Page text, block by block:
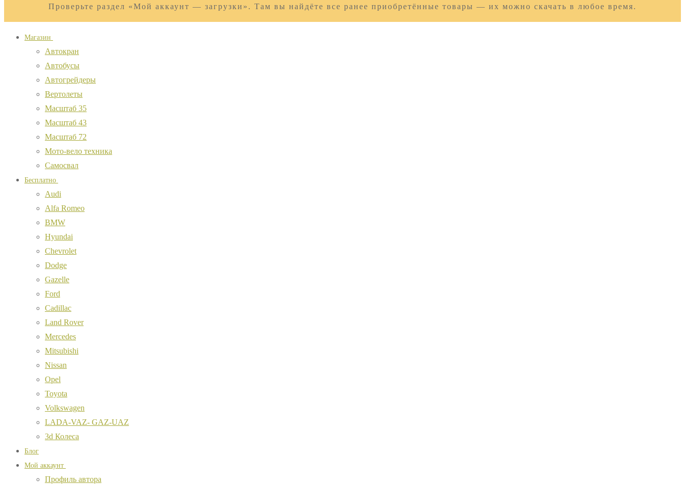
Проверьте раздел «Мой аккаунт — загрузки». Там вы найдёте все ранее приобретённые товары — их можно скачать в любое время.
Магазин
Автокран
Автобусы
Автогрейдеры
Вертолеты
Масштаб 35
Масштаб 43
Масштаб 72
Мото-вело техника
Самосвал
Бесплатно
Audi
Alfa Romeo
BMW
Hyundai
Chevrolet
Dodge
Gazelle
Ford
Cadillac
Land Rover
Mercedes
Mitsubishi
Nissan
Opel
Toyota
Volkswagen
LADA-VAZ- GAZ-UAZ
3d Колеса
Блог
Мой аккаунт
Профиль автора